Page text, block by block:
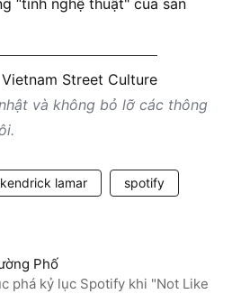
“tính nghệ thuật" của sản
Vietnam Street Culture
và không bỏ lỡ các thông
kendrick lamar spotify
Phố
phá kỷ lục Spotify khi "Not Like